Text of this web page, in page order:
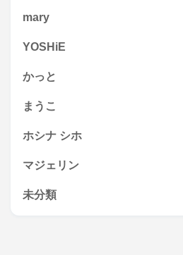
mary
YOSHiE
かっと
まうこ
ホシナ シホ
マジェリン
未分類